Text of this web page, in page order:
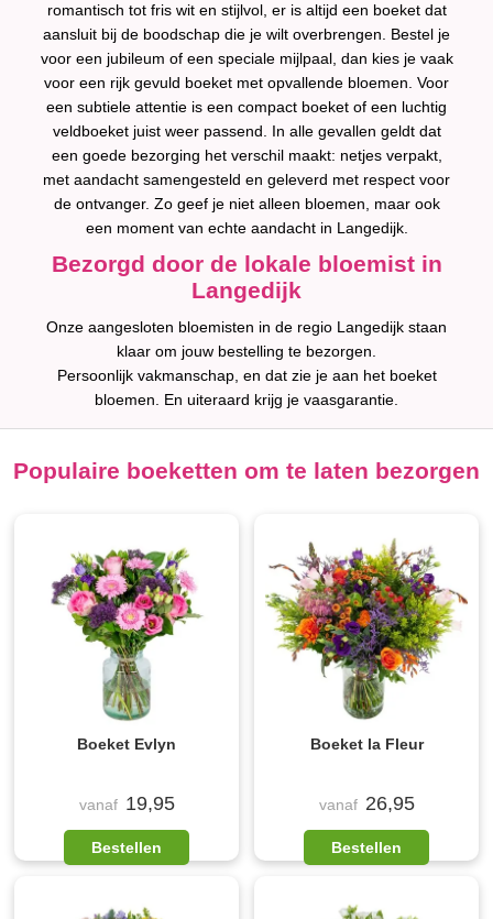
romantisch tot fris wit en stijlvol, er is altijd een boeket dat
aansluit bij de boodschap die je wilt overbrengen. Bestel je
voor een jubileum of een speciale mijlpaal, dan kies je vaak
voor een rijk gevuld boeket met opvallende bloemen. Voor
een subtiele attentie is een compact boeket of een luchtig
veldboeket juist weer passend. In alle gevallen geldt dat
een goede bezorging het verschil maakt: netjes verpakt,
met aandacht samengesteld en geleverd met respect voor
de ontvanger. Zo geef je niet alleen bloemen, maar ook
een moment van echte aandacht in Langedijk.
Bezorgd door de lokale bloemist in
Langedijk
Onze aangesloten bloemisten in de regio Langedijk staan
klaar om jouw bestelling te bezorgen.
Persoonlijk vakmanschap, en dat zie je aan het boeket
bloemen. En uiteraard krijg je vaasgarantie.
Populaire boeketten om te laten bezorgen
Boeket Evlyn
vanaf 19,95
Bestellen
Boeket la Fleur
vanaf 26,95
Bestellen